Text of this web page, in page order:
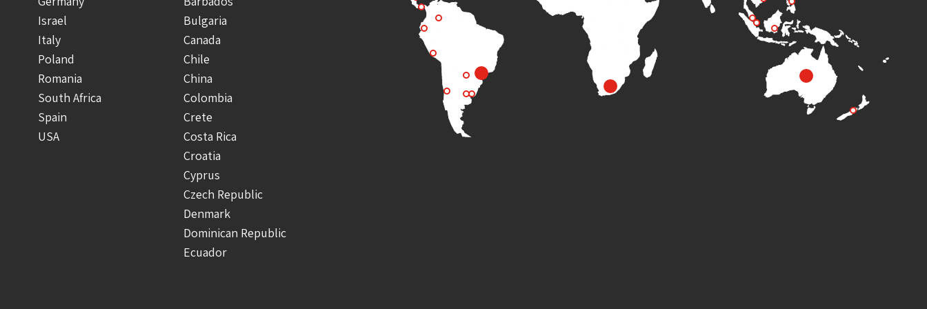
Israel
Italy
Poland
Romania
South Africa
Spain
USA
Bulgaria
Canada
Chile
China
Colombia
Crete
Costa Rica
Croatia
Cyprus
Czech Republic
Denmark
Dominican Republic
Ecuador